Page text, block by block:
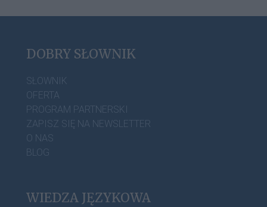
DOBRY SŁOWNIK
SŁOWNIK
OFERTA
PROGRAM PARTNERSKI
ZAPISZ SIĘ NA NEWSLETTER
O NAS
BLOG
WIEDZA JĘZYKOWA